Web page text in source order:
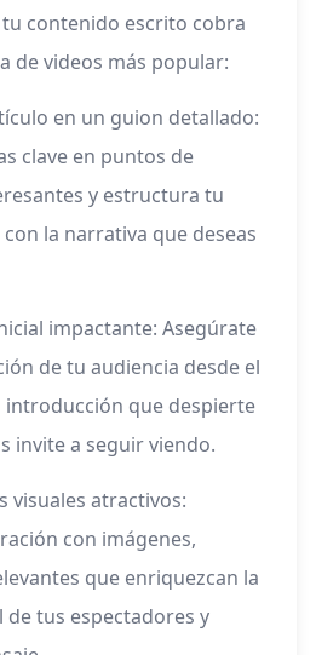
contenido escrito cobra
de videos más popular:
en un guion detallado:
clave en puntos de
y estructura tu
la narrativa que deseas
impactante: Asegúrate
de tu audiencia desde el
que despierte
invite a seguir viendo.
visuales atractivos:
con imágenes,
que enriquezcan la
de tus espectadores y